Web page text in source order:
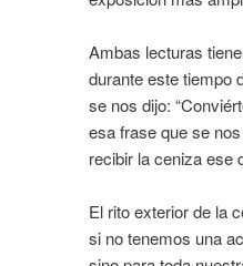
Ambas lecturas
durante este tiempo
se nos dijo:
esa frase que se
recibir la ceniza ese
El rito exterior de la
si no tenemos una